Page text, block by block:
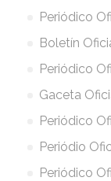
Periódico
Boletín
Periódico
Gaceta
Periódico
Periódio
Periódico